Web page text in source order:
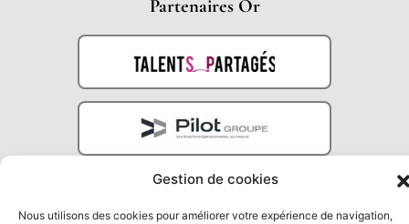
Gestion de cookies
Nous utilisons des cookies pour améliorer votre expérience de navigation,
Partenaires Or